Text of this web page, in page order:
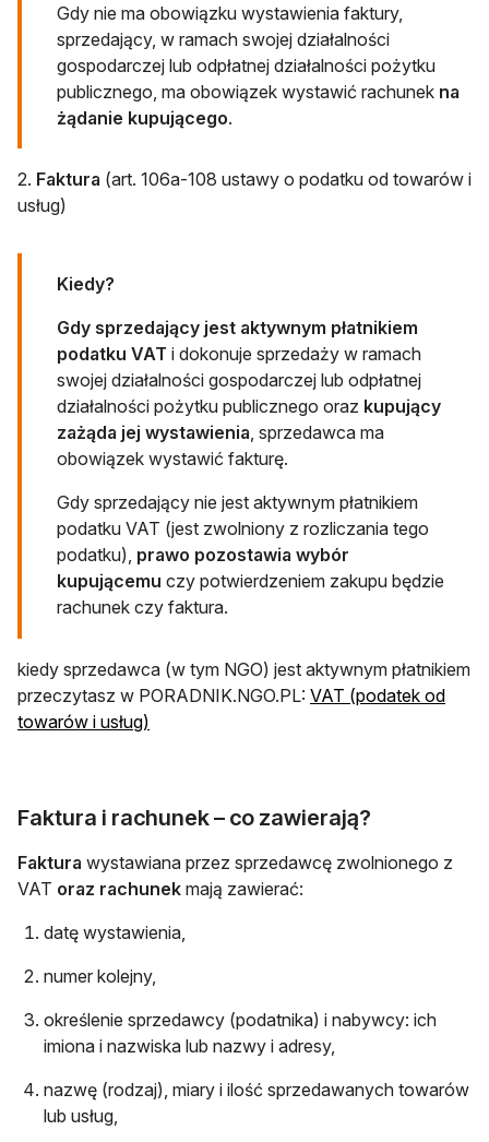
Gdy nie ma obowiązku wystawienia faktury,
sprzedający, w ramach swojej działalności
gospodarczej lub odpłatnej działalności pożytku
publicznego, ma obowiązek wystawić rachunek na
żądanie kupującego.
2. Faktura (art. 106a-108 ustawy o podatku od towarów i
usług)
Kiedy?
Gdy sprzedający jest aktywnym płatnikiem
podatku VAT i dokonuje sprzedaży w ramach
swojej działalności gospodarczej lub odpłatnej
działalności pożytku publicznego oraz kupujący
zażąda jej wystawienia, sprzedawca ma
obowiązek wystawić fakturę.
Gdy sprzedający nie jest aktywnym płatnikiem
podatku VAT (jest zwolniony z rozliczania tego
podatku), prawo pozostawia wybór
kupującemu czy potwierdzeniem zakupu będzie
rachunek czy faktura.
kiedy sprzedawca (w tym NGO) jest aktywnym płatnikiem
przeczytasz w PORADNIK.NGO.PL: VAT (podatek od
towarów i usług)
Faktura i rachunek – co zawierają?
Faktura wystawiana przez sprzedawcę zwolnionego z
VAT oraz rachunek mają zawierać:
datę wystawienia,
numer kolejny,
określenie sprzedawcy (podatnika) i nabywcy: ich
imiona i nazwiska lub nazwy i adresy,
nazwę (rodzaj), miary i ilość sprzedawanych towarów
lub usług,